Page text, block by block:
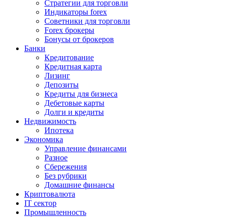
Стратегии для торговли
Индикаторы forex
Советники для торговли
Forex брокеры
Бонусы от брокеров
Банки
Кредитование
Кредитная карта
Лизинг
Депозиты
Кредиты для бизнеса
Дебетовые карты
Долги и кредиты
Недвижимость
Ипотека
Экономика
Управление финансами
Разное
Сбережения
Без рубрики
Домашние финансы
Криптовалюта
IT сектор
Промышленность